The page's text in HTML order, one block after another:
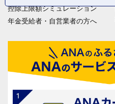
控除上限額シミュレーション
年金受給者・自営業者の方へ